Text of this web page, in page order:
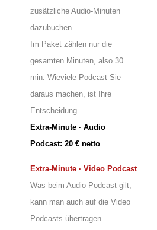
zusätzliche Audio-Minuten
dazubuchen.
Im Paket zählen nur die
gesamten Minuten, also 30
min. Wieviele Podcast Sie
daraus machen, ist Ihre
Entscheidung.
Extra-Minute · Audio
Podcast: 20 € netto
Extra-Minute · Video Podcast
Was beim Audio Podcast gilt,
kann man auch auf die Video
Podcasts übertragen.